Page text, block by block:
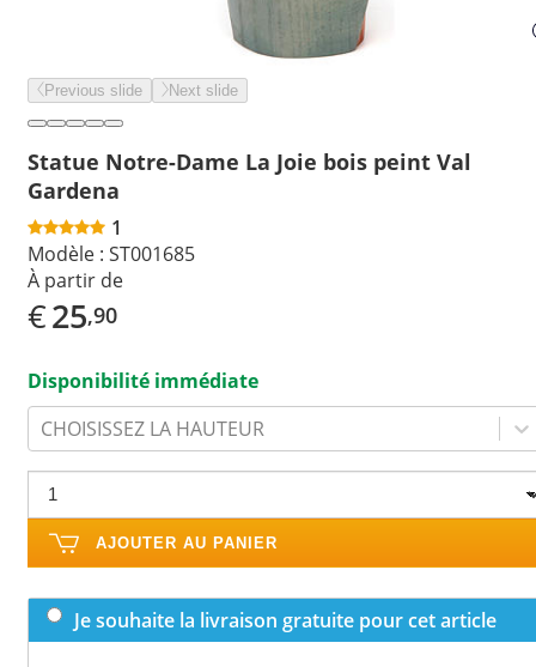
Previous slide Next slide
Statue Notre-Dame La Joie bois peint Val
Gardena
1
Modèle : ST001685
À partir de
€25,90
Disponibilité immédiate
CHOISISSEZ LA HAUTEUR
AJOUTER AU PANIER
Je souhaite la livraison gratuite pour cet article